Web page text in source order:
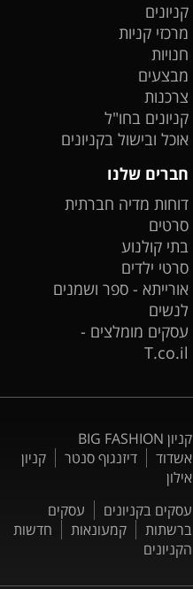
קניונים
מרכזי קניות
חנויות
מבצעים
צרכנות
קניונים בחו"ל
אוכל ובישול בקניונים
חברים שלנו
דוחות מדיה חברתית
סרטים
בתי קולנוע
סרטי ילדים
אורייתא - ספר ושמנים
לנשים
עסקים מומלצים -
T.co.il
קניון BIG FASHION
אשדוד
דיזנגוף סנטר
קניון
אילון
עסקים בקניונים
עסקים
ברשתות
קמעונאות
חדשות
הקניונים